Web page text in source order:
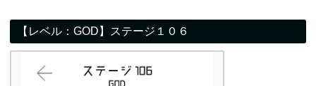
【レベル：GOD】ステージ１０６